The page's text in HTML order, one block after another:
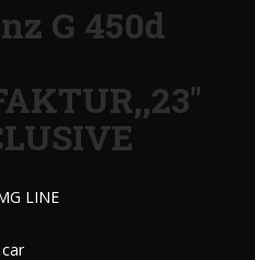
G 450d
LINE